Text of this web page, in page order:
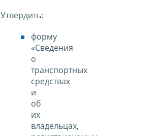
Утвердить:
форму
«Сведения
о
транспортных
средствах
и
об
их
владельцах,